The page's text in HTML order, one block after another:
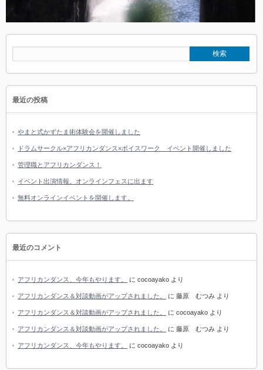
最近の投稿
やまと式かずたま術体験会を開催しました
ドラムサークル×アフリカンダンス×ボイスワーク イベント開催しました
管理職とアフリカンダンス！
イベント出演情報。オンラインフェスに出ます
無料オンラインイベントを開催します。
最近のコメント
アフリカンダンス、今年もやります。 に cocoayako より
アフリカンダンス＆対談動画がアップされました。 に 藤原 むつみ より
アフリカンダンス＆対談動画がアップされました。 に cocoayako より
アフリカンダンス＆対談動画がアップされました。 に 藤原 むつみ より
アフリカンダンス、今年もやります。 に cocoayako より